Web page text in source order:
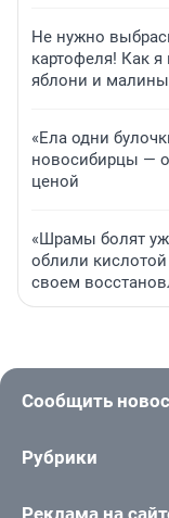
Не нужно
картофеля! Как
яблони и малины
«Ела одни
новосибирцы —
ценой
«Шрамы болят
облили
своем
Сообщить
Рубрики